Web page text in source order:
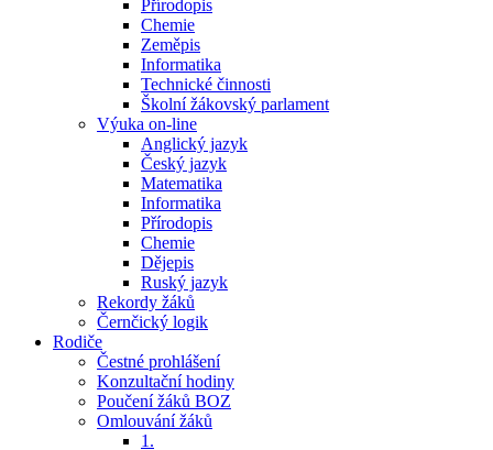
Přírodopis
Chemie
Zeměpis
Informatika
Technické činnosti
Školní žákovský parlament
Výuka on-line
Anglický jazyk
Český jazyk
Matematika
Informatika
Přírodopis
Chemie
Dějepis
Ruský jazyk
Rekordy žáků
Černčický logik
Rodiče
Čestné prohlášení
Konzultační hodiny
Poučení žáků BOZ
Omlouvání žáků
1.